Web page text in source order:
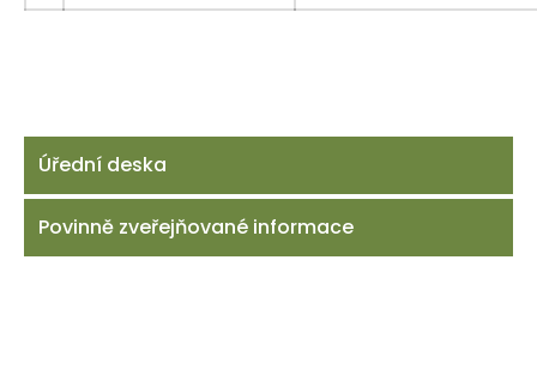
Úřední deska
Povinně zveřejňované informace